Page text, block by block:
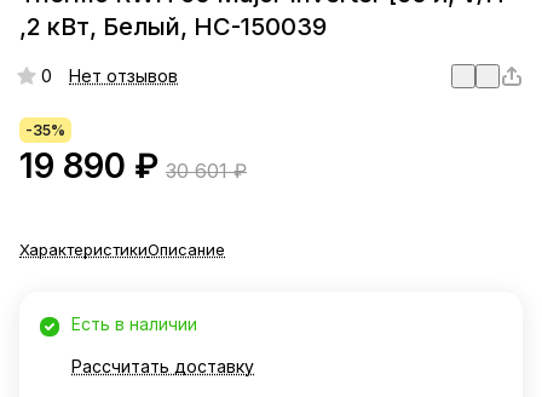
,2 кВт, Белый, НС-150039
0 Нет отзывов
-35%
19 890 ₽ 30 601 ₽
ХарактеристикиОписание
Есть в наличии
Рассчитать доставку